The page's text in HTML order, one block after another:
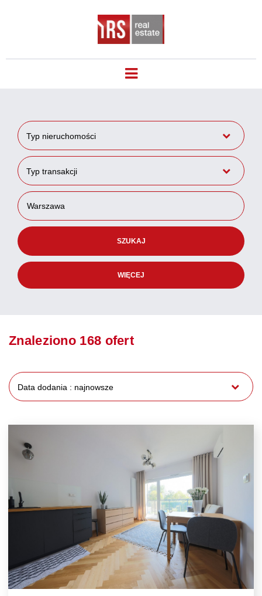
Typ nieruchomości
Typ transakcji
WIĘCEJ
Znaleziono 168 ofert
Data dodania : najnowsze